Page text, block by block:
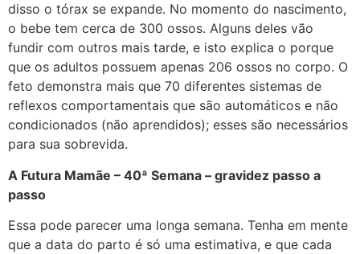
disso o tórax se expande. No momento do nascimento,
o bebe tem cerca de 300 ossos. Alguns deles vão
fundir com outros mais tarde, e isto explica o porque
que os adultos possuem apenas 206 ossos no corpo. O
feto demonstra mais que 70 diferentes sistemas de
reflexos comportamentais que são automáticos e não
condicionados (não aprendidos); esses são necessários
para sua sobrevida.
A Futura Mamãe – 40ª Semana – gravidez passo a
passo
Essa pode parecer uma longa semana. Tenha em mente
que a data do parto é só uma estimativa, e que cada